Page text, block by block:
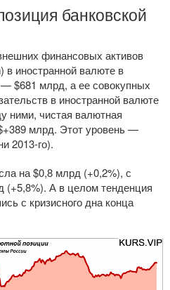
банковской
финансовых активов
в иностранной валюте в
$681 млрд, а ее совокупных
в иностранной валюте
ними, чистая валютная
млрд. Этот уровень —
2013-го).
на $0,8 млрд (+0,2%), с
(+5,8%). А в целом тенденция
с кризисного дна конца